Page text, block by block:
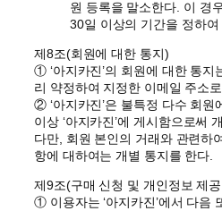
원 등록을 말소한다. 이 경
30일 이상의 기간을 정하
제8조(회원에 대한 통지)
① ‘아지카진’의 회원에 대한 통지
리 약정하여 지정한 이메일 주소
② ‘아지카진’은 불특정 다수 회원
이상 ‘아지카진’에 게시함으로써
다만, 회원 본인의 거래와 관련하
항에 대하여는 개별 통지를 한다.
제9조(구매 신청 및 개인정보 제
① 이용자는 ‘아지카진’에서 다음